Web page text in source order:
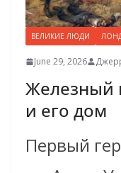
ВЕЛИКИЕ ЛЮДИ
June 29, 2026
Железный
и его дом
Первый